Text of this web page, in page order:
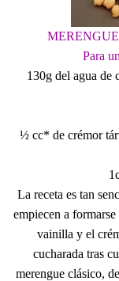
Para
130g del agua de
½ cc* de crémor
La receta es tan
empiecen a
vainilla y el
cucharada tras
merengue clásico,